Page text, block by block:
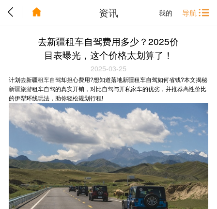
我的 导航
资讯
去新疆租车自驾费用多少？2025价
目表曝光，这个价格太划算了！
2025-03-25
计划去新疆租车自驾却担心费用?想知道落地新疆租车自驾如何省钱?本文揭秘
新疆旅游租车自驾的真实开销，对比自驾与开私家车的优劣，并推荐高性价比
的伊犁环线玩法，助你轻松规划行程!